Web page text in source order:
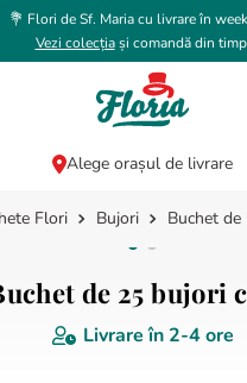
💐 Flori de Sf. Maria cu livrare în
Vezi colecțiași comandă din
flori, plante, cadouri...
Alege orașul de livrare
Flori Bujori Buchet
de 25 bujori
Livrare în 2-4 ore